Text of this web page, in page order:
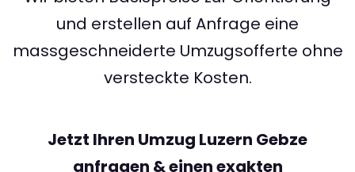
und erstellen auf Anfrage eine
massgeschneiderte Umzugsofferte ohne
versteckte Kosten.
Jetzt Ihren Umzug Luzern Gebze
anfragen & einen exakten